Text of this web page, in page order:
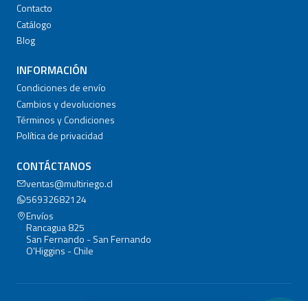
Contacto
Catálogo
Blog
INFORMACIÓN
Condiciones de envío
Cambios y devoluciones
Términos y Condiciones
Política de privacidad
CONTÁCTANOS
ventas@multiriego.cl
56932682124
Envíos
Rancagua 825
San Fernando - San Fernando
O'Higgins - Chile